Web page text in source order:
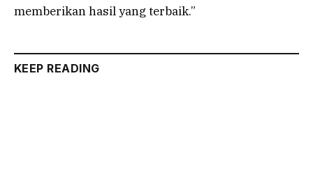
memberikan hasil yang terbaik.”
KEEP READING